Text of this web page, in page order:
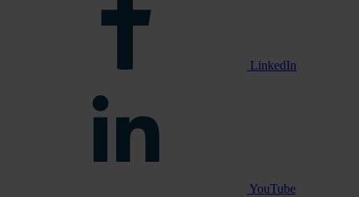
LinkedIn
YouTube